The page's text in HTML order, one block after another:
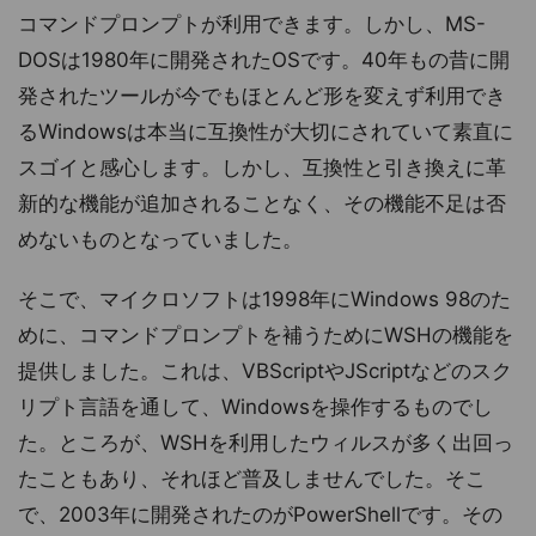
コマンドプロンプトが利用できます。しかし、MS-
DOSは1980年に開発されたOSです。40年もの昔に開
発されたツールが今でもほとんど形を変えず利用でき
るWindowsは本当に互換性が大切にされていて素直に
スゴイと感心します。しかし、互換性と引き換えに革
新的な機能が追加されることなく、その機能不足は否
めないものとなっていました。
そこで、マイクロソフトは1998年にWindows 98のた
めに、コマンドプロンプトを補うためにWSHの機能を
提供しました。これは、VBScriptやJScriptなどのスク
リプト言語を通して、Windowsを操作するものでし
た。ところが、WSHを利用したウィルスが多く出回っ
たこともあり、それほど普及しませんでした。そこ
で、2003年に開発されたのがPowerShellです。その